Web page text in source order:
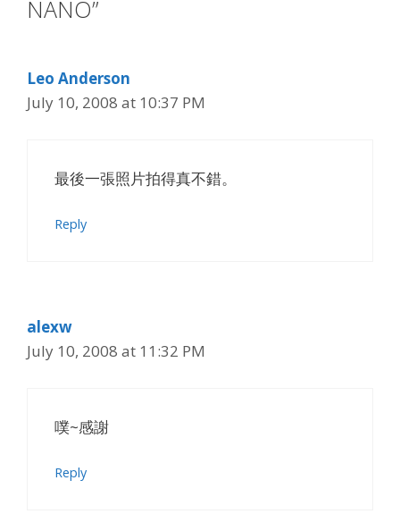
NANO”
Leo Anderson
July 10, 2008 at 10:37 PM
最後一張照片拍得真不錯。
Reply
alexw
July 10, 2008 at 11:32 PM
噗~感謝
Reply